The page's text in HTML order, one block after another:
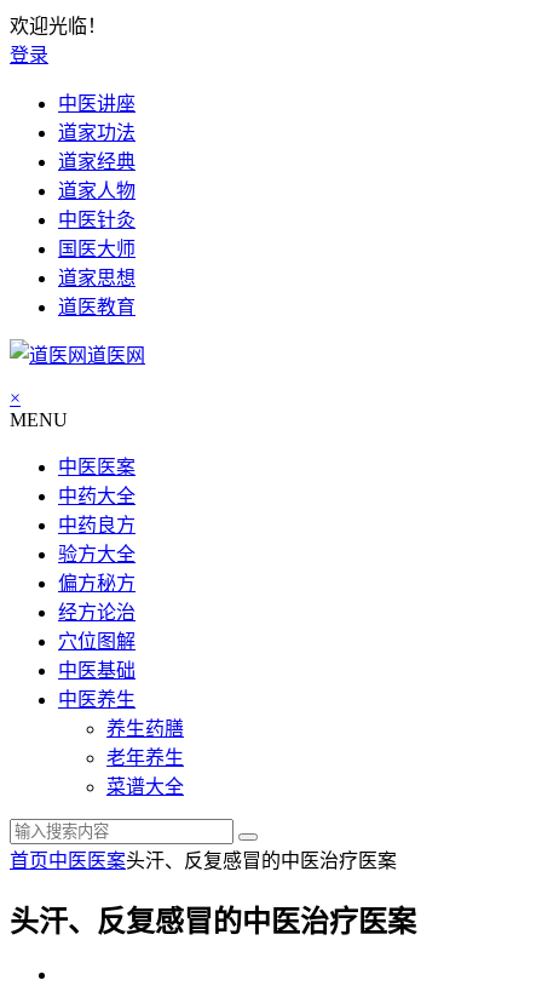
欢迎光临！
登录
中医讲座
道家功法
道家经典
道家人物
中医针灸
国医大师
道家思想
道医教育
道医网
×
MENU
中医医案
中药大全
中药良方
验方大全
偏方秘方
经方论治
穴位图解
中医基础
中医养生
养生药膳
老年养生
菜谱大全
首页中医医案头汗、反复感冒的中医治疗医案
头汗、反复感冒的中医治疗医案